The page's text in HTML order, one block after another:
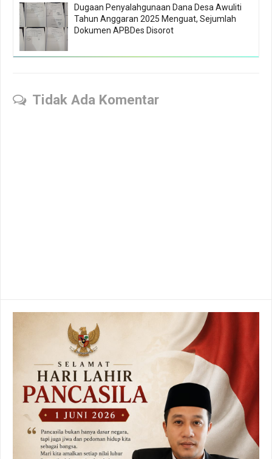
Dugaan Penyalahgunaan Dana Desa Awuliti
Tahun Anggaran 2025 Menguat, Sejumlah
Dokumen APBDes Disorot
Tidak Ada Komentar